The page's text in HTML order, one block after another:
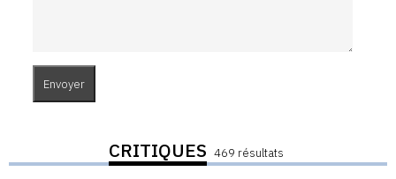
CRITIQUES 469 résultats